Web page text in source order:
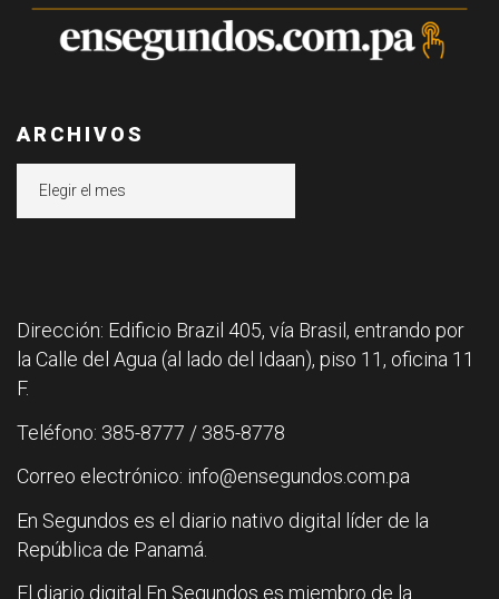
ARCHIVOS
Dirección: Edificio Brazil 405, vía Brasil, entrando por
la Calle del Agua (al lado del Idaan), piso 11, oficina 11
F.
Teléfono: 385-8777 / 385-8778
Correo electrónico: info@ensegundos.com.pa
En Segundos es el diario nativo digital líder de la
República de Panamá.
El diario digital En Segundos es miembro de la